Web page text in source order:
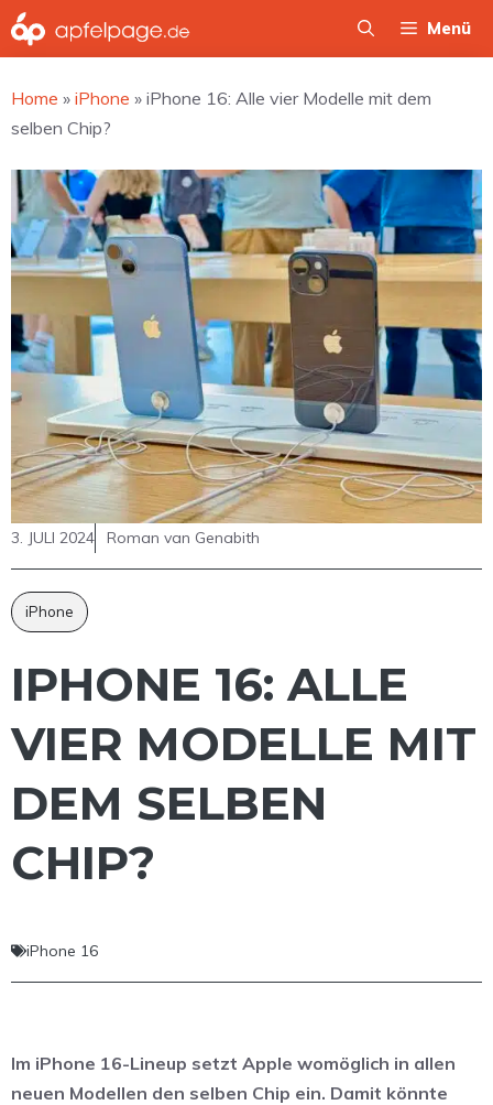
Zum
Inhalt
Menü
Home » iPhone » iPhone 16: Alle vier Modelle mit dem
selben Chip?
3. JULI 2024 Roman van Genabith
iPhone
IPHONE 16: ALLE
VIER MODELLE MIT
DEM SELBEN
CHIP?
iPhone 16
Im iPhone 16-Lineup setzt Apple womöglich in allen
neuen Modellen den selben Chip ein. Damit könnte